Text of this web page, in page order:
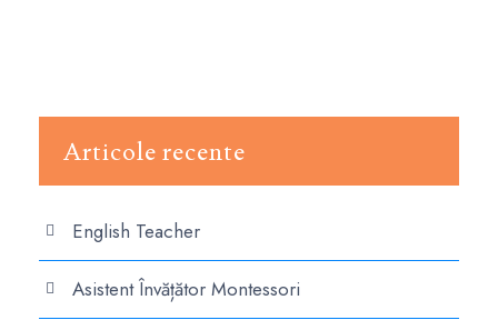
Articole recente
English Teacher
Asistent Învățător Montessori